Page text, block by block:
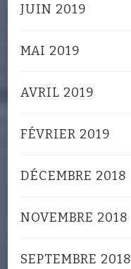
JUIN 2019
MAI 2019
AVRIL 2019
FÉVRIER 2019
DÉCEMBRE 2018
NOVEMBRE 2018
SEPTEMBRE 2018